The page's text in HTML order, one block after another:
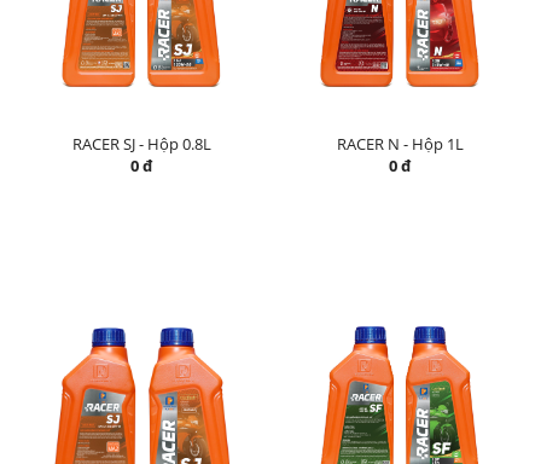
RACER SJ - Hộp 0.8L
0 đ
RACER N - Hộp 1L
0 đ